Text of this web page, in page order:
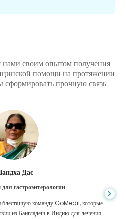
своим опытом получения
помощи на протяжении
сформировать прочную связь
Дас
гастроэнтерологии
блестящую команду GoMedii, которые
из Бангладеш в Индию для лечения.